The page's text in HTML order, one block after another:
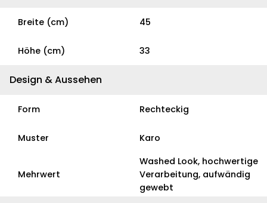
Breite (cm) 45
Höhe (cm) 33
Design & Aussehen
Form Rechteckig
Muster Karo
Mehrwert
Washed Look, hochwertige
Verarbeitung, aufwändig
gewebt